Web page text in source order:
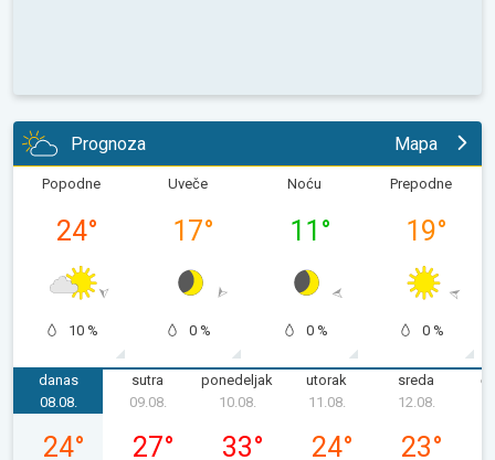
Prognoza Mapa
Popodne
24°
10 %
Uveče
17°
0 %
Noću
11 °
0 %
Prepodne
19°
0 %
danas
subota, 08. 08.
08.08.
24°
sutra
09.08.
27°
ponedeljak
10.08.
33°
utorak
11.08.
24°
sreda
12.08.
23°